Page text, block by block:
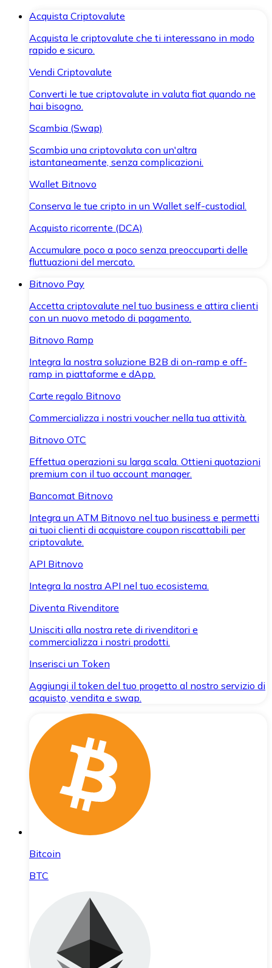
Acquista Criptovalute
Acquista le criptovalute che ti interessano in modo
rapido e sicuro.
Vendi Criptovalute
Converti le tue criptovalute in valuta fiat quando ne
hai bisogno.
Scambia (Swap)
Scambia una criptovaluta con un'altra
istantaneamente, senza complicazioni.
Wallet Bitnovo
Conserva le tue cripto in un Wallet self-custodial.
Acquisto ricorrente (DCA)
Accumulare poco a poco senza preoccuparti delle
fluttuazioni del mercato.
Bitnovo Pay
Accetta criptovalute nel tuo business e attira clienti
con un nuovo metodo di pagamento.
Bitnovo Ramp
Integra la nostra soluzione B2B di on-ramp e off-
ramp in piattaforme e dApp.
Carte regalo Bitnovo
Commercializza i nostri voucher nella tua attività.
Bitnovo OTC
Effettua operazioni su larga scala. Ottieni quotazioni
premium con il tuo account manager.
Bancomat Bitnovo
Integra un ATM Bitnovo nel tuo business e permetti
ai tuoi clienti di acquistare coupon riscattabili per
criptovalute.
API Bitnovo
Integra la nostra API nel tuo ecosistema.
Diventa Rivenditore
Unisciti alla nostra rete di rivenditori e
commercializza i nostri prodotti.
Inserisci un Token
Aggiungi il token del tuo progetto al nostro servizio di
acquisto, vendita e swap.
Bitcoin
BTC